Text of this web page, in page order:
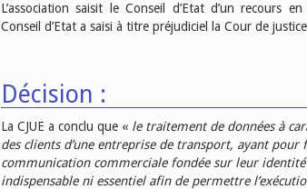
L’association saisit le Conseil d’Etat d’un recours
Conseil d’Etat a saisi à titre préjudiciel la Cour de
Décision :
La CJUE a conclu que « le traitement de données à
des clients d’une entreprise de transport, ayant
communication commerciale fondée sur leur
indispensable ni essentiel afin de permettre